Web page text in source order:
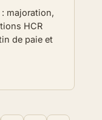
majoration,
HCR
de paie et